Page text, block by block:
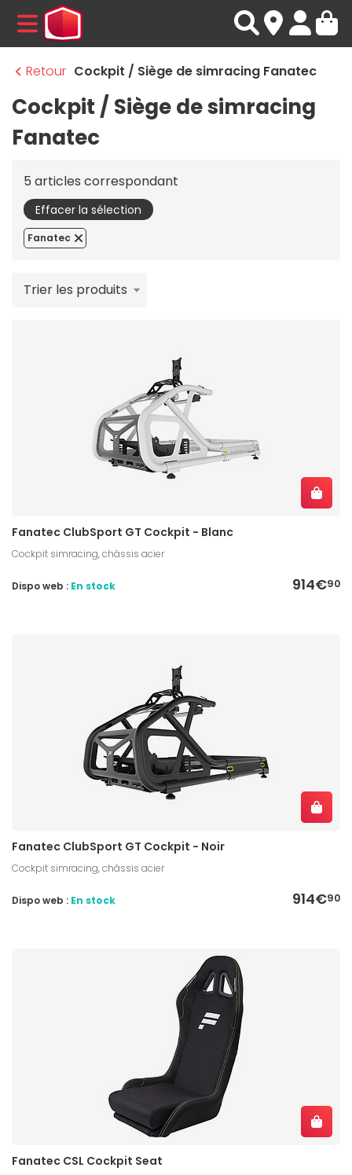
MENU
Retour Cockpit / Siège de simracing Fanatec
Cockpit / Siège de simracing
Fanatec
5 articles correspondant
Effacer la sélection
Fanatec
Trier les produits
Fanatec ClubSport GT Cockpit - Blanc
Cockpit simracing, châssis acier
914€90
Dispo web : En stock
Fanatec ClubSport GT Cockpit - Noir
Cockpit simracing, châssis acier
914€90
Dispo web : En stock
Fanatec CSL Cockpit Seat